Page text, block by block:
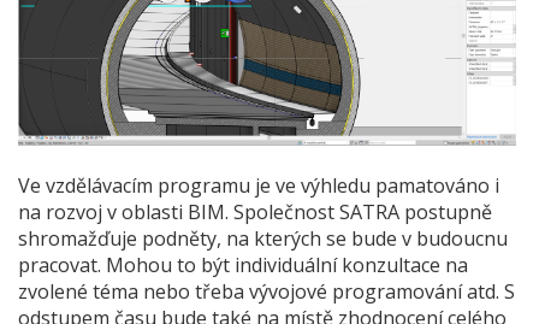
Ve vzdělávacím programu je ve výhledu pamatováno i
na rozvoj v oblasti BIM. Společnost SATRA postupně
shromažďuje podněty, na kterých se bude v budoucnu
pracovat. Mohou to být individuální konzultace na
zvolené téma nebo třeba vývojové programování atd. S
odstupem času bude také na místě zhodnocení celého